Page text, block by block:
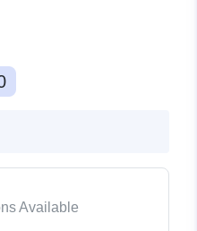
Available